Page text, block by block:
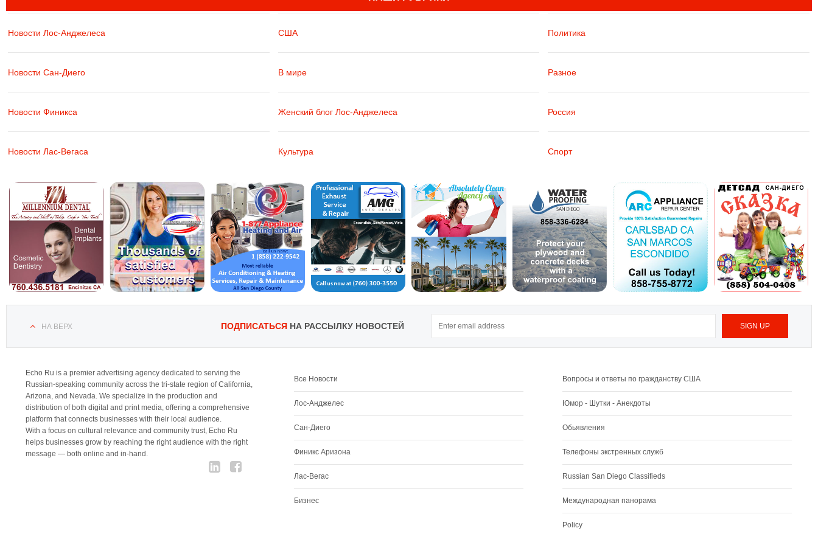
Новости Лос-Анджелеса
Новости Сан-Диего
Новости Финикса
Новости Лас-Вегаса
США
В мире
Женский блог Лос-Анджелеса
Культура
Политика
Разное
Россия
Спорт
НА ВЕРХ ПОДПИСАТЬСЯНА РАССЫЛКУ НОВОСТЕЙ
Echo Ru is a premier advertising agency dedicated to serving the
Russian-speaking community across the tri-state region of California,
Arizona, and Nevada. We specialize in the production and
distribution of both digital and print media, offering a comprehensive
platform that connects businesses with their local audience.
With a focus on cultural relevance and community trust, Echo Ru
helps businesses grow by reaching the right audience with the right
message — both online and in-hand.
Все Новости
Лос-Анджелес
Сан-Диего
Финикс Аризона
Лас-Вегас
Бизнес
Вопросы и ответы по гражданству США
Юмор - Шутки - Анекдоты
Обьявления
Телефоны экстренных служб
Russian San Diego Classifieds
Международная панорама
Policy